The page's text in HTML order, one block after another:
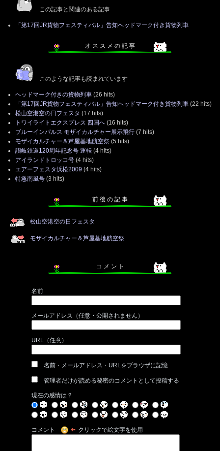
この記事と関連のある記事
「第17回JR貨物フェスティバル」告知ヘッドマーク付き貨物列車
オ ス ス メ の 記 事
このような記事も読まれています
ヘッドマーク付きの貨物列車 (26 hits)
「第17回JR貨物フェスティバル」告知ヘッドマーク付き貨物列車 (22 hits)
松山空港空の日フェスタ (17 hits)
トワイライトエクスプレス 四国へ (16 hits)
ブルーインパルス モザイカルチャー展示飛行 (7 hits)
モザイカルチャー＆芦屋基地航空祭 (5 hits)
讃岐鉄道120周年記念号 運転 (4 hits)
アイランドトロッコ号 (4 hits)
エアーフェスタ浜松2009 (4 hits)
特急南風号 (3 hits)
前 後 の 記 事
松山空港空の日フェスタ
モザイカルチャー＆芦屋基地航空祭
コ メ ン ト
名前
メールアドレス（任意・公開されません）
URL（任意）
名前・メールアドレス・URLをブラウザに記憶
管理者だけが読める秘密のコメントとして投稿する
現在の感情は？
コメント クリックで絵文字を使用